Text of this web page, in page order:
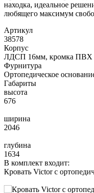
находка, идеальное
любящего максимум
Артикул
38578
Корпус
ЛДСП 16мм, кромка ПВХ
Фурнитура
Ортопедическое
Габариты
высота
676
ширина
2046
глубина
1634
В комплект входит:
Кровать Victor с